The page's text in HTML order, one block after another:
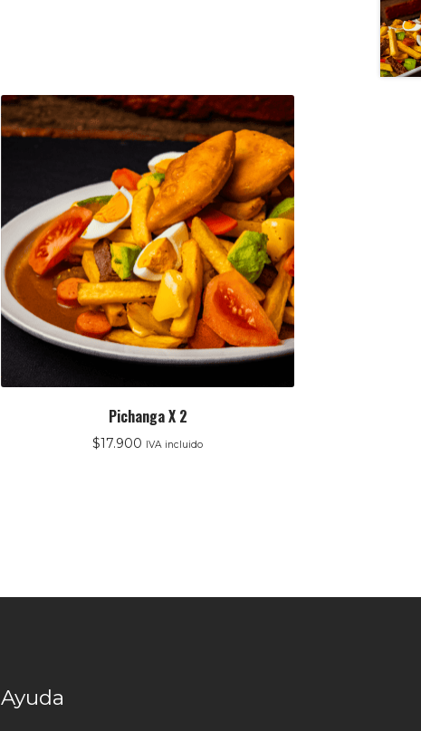
Pichanga X 2
$17.900 IVA incluido
Ayuda